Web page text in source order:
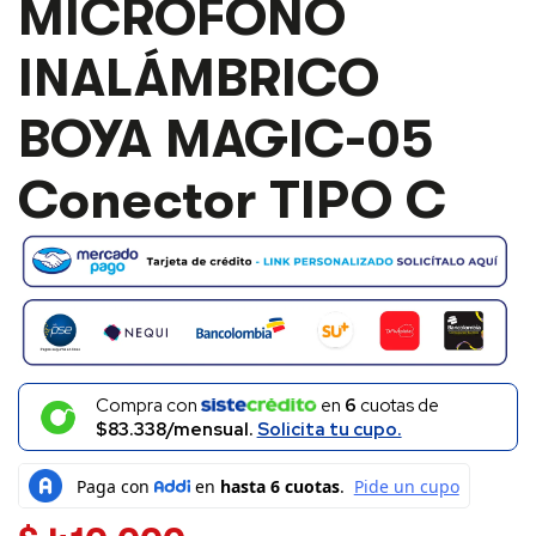
MICRÓFONO
INALÁMBRICO
BOYA MAGIC-05
Conector TIPO C
Compra con en 6 cuotas de
$83.338/mensual. Solicita tu cupo.
INALÁMBRICO
BOYA
MAGIC-
TIPO
CANTIDAD